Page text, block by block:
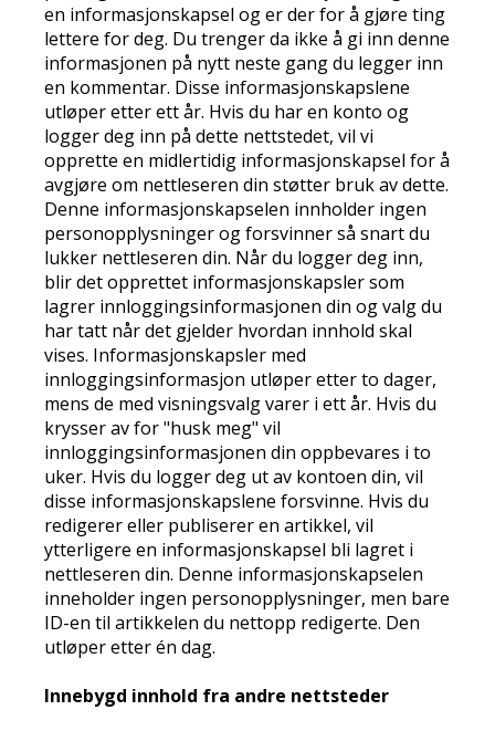
en informasjonskapsel og er der for å gjøre ting
lettere for deg. Du trenger da ikke å gi inn denne
informasjonen på nytt neste gang du legger inn
en kommentar. Disse informasjonskapslene
utløper etter ett år. Hvis du har en konto og
logger deg inn på dette nettstedet, vil vi
opprette en midlertidig informasjonskapsel for å
avgjøre om nettleseren din støtter bruk av dette.
Denne informasjonskapselen innholder ingen
personopplysninger og forsvinner så snart du
lukker nettleseren din. Når du logger deg inn,
blir det opprettet informasjonskapsler som
lagrer innloggingsinformasjonen din og valg du
har tatt når det gjelder hvordan innhold skal
vises. Informasjonskapsler med
innloggingsinformasjon utløper etter to dager,
mens de med visningsvalg varer i ett år. Hvis du
krysser av for "husk meg" vil
innloggingsinformasjonen din oppbevares i to
uker. Hvis du logger deg ut av kontoen din, vil
disse informasjonskapslene forsvinne. Hvis du
redigerer eller publiserer en artikkel, vil
ytterligere en informasjonskapsel bli lagret i
nettleseren din. Denne informasjonskapselen
inneholder ingen personopplysninger, men bare
ID-en til artikkelen du nettopp redigerte. Den
utløper etter én dag.
Innebygd innhold fra andre nettsteder